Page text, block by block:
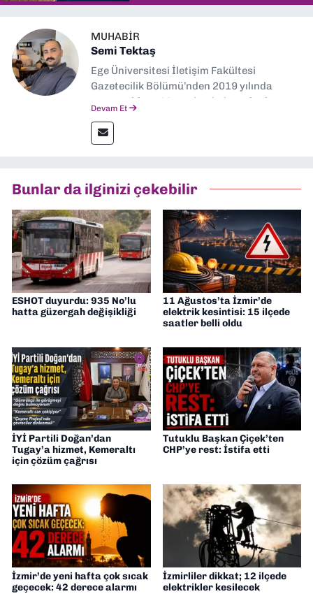
MUHABIR
Semi Tektaş
Ege Üniversitesi İletişim Fakültesi
Gazetecilik Bölümü’nden 2019 yılında
mezun oldum. Mezuniyetimin ardından
Gazetesi gibi yayınlarda görev alarak
gazetecilik kariyerime başladım. Şubat
muhabirliği yapıyorum.
Devam Et
Bunlar da ilginizi çekebilir
ESHOT duyurdu: 935 No’lu
hatta güzergah değişikliği
11 Ağustos’ta İzmir’de
elektrik kesintisi: 15 ilçede
saatler belli oldu
İYİ Partili Doğan’dan
Tugay’a hizmet, Kemeraltı
için çözüm çağrısı
Tutuklu Başkan Çiçek’ten
CHP’ye rest: İstifa etti
İzmir’de yeni hafta çok sıcak
geçecek: 42 derece alarmı
İzmirliler dikkat; 12 ilçede
elektrikler kesilecek